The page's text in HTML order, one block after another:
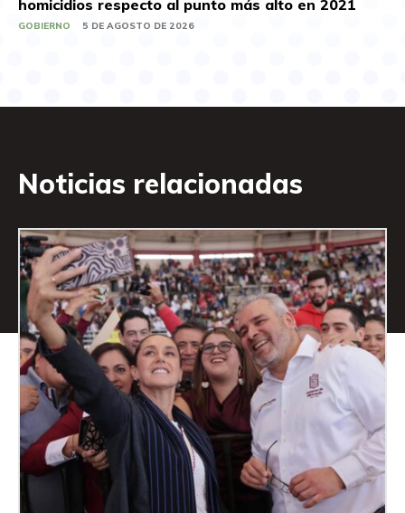
homicidios respecto al punto más alto en 2021
GOBIERNO 5 DE AGOSTO DE 2026
Noticias relacionadas